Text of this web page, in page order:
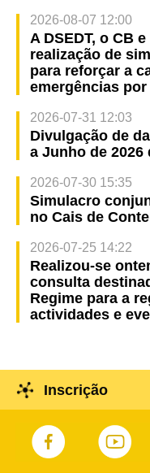
2026-08-07 12:00
A DSEDT, o CB
realização de
para reforçar a
emergências
2026-07-31 12:03
Divulgação de
a Junho de
2026-07-30 15:35
Simulacro
no Cais de
2026-07-25 14:22
Realizou-se
consulta
Regime para a
actividades e
Inscrição